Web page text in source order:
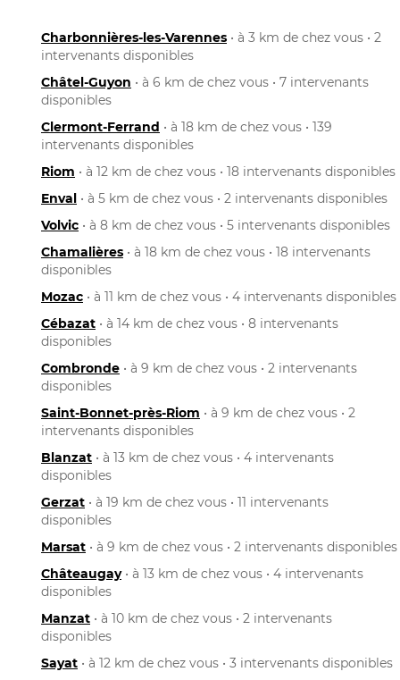
Charbonnières-les-Varennes • à 3 km de chez vous • 2
intervenants disponibles
Châtel-Guyon • à 6 km de chez vous • 7 intervenants
disponibles
Clermont-Ferrand • à 18 km de chez vous • 139
intervenants disponibles
Riom • à 12 km de chez vous • 18 intervenants disponibles
Enval • à 5 km de chez vous • 2 intervenants disponibles
Volvic • à 8 km de chez vous • 5 intervenants disponibles
Chamalières • à 18 km de chez vous • 18 intervenants
disponibles
Mozac • à 11 km de chez vous • 4 intervenants disponibles
Cébazat • à 14 km de chez vous • 8 intervenants
disponibles
Combronde • à 9 km de chez vous • 2 intervenants
disponibles
Saint-Bonnet-près-Riom • à 9 km de chez vous • 2
intervenants disponibles
Blanzat • à 13 km de chez vous • 4 intervenants
disponibles
Gerzat • à 19 km de chez vous • 11 intervenants
disponibles
Marsat • à 9 km de chez vous • 2 intervenants disponibles
Châteaugay• à 13 km de chez vous • 4 intervenants
disponibles
Manzat • à 10 km de chez vous • 2 intervenants
disponibles
Sayat • à 12 km de chez vous • 3 intervenants disponibles